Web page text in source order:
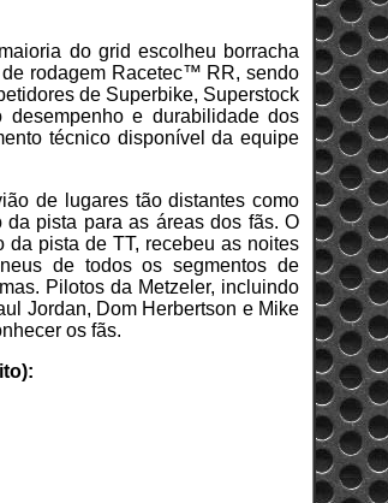
do grid escolheu borracha
rodagem Racetec™ RR, sendo
de Superbike, Superstock
e durabilidade dos
técnico disponível da equipe
de lugares tão distantes como
pista para as áreas dos fãs. O
da pista de TT, recebeu as noites
de todos os segmentos de
Pilotos da Metzeler, incluindo
Jordan, Dom Herbertson e Mike
os fãs.